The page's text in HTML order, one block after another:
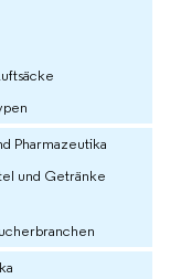
Pharmazeutika
und Getränke